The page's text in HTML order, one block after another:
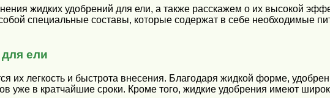
жидких удобрений для ели, а также расскажем о их высокой
специальные составы, которые содержат в себе необходимые
ели
их легкость и быстрота внесения. Благодаря жидкой форме,
уже в кратчайшие сроки. Кроме того, жидкие удобрения имеют